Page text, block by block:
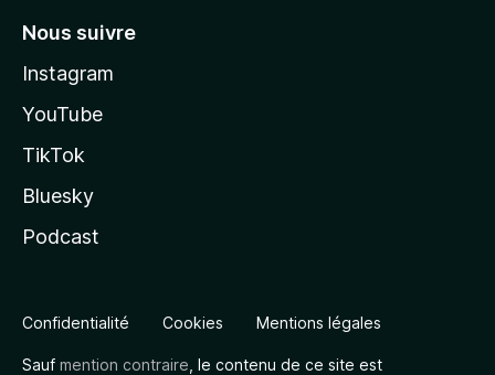
Nous suivre
Instagram
YouTube
TikTok
Bluesky
Podcast
Confidentialité Cookies Mentions légales
Sauf mention contraire , le contenu de ce site est